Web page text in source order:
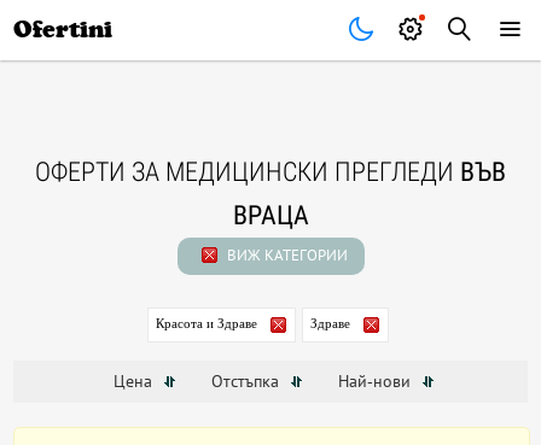
Ofertini
ОФЕРТИ ЗА МЕДИЦИНСКИ ПРЕГЛЕДИ ВЪВ
ВРАЦА
ВИЖ КАТЕГОРИИ
Красота и Здраве Здраве
Цена Отстъпка Най-нови